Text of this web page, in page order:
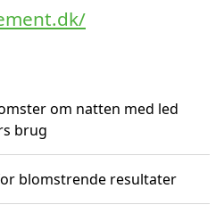
om natten med led
brug
blomstrende resultater